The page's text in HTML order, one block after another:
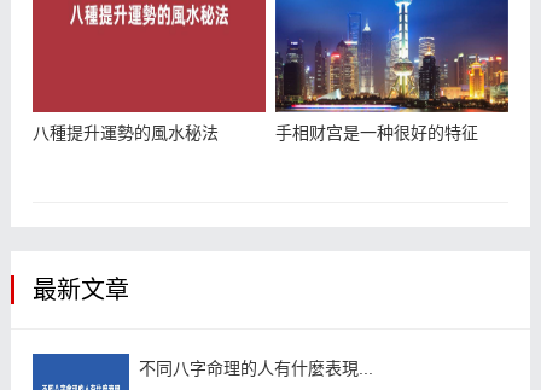
八種提升運勢的風水秘法 手相财宫是一种很好的特征
最新文章
不同八字命理的人有什麼表現...